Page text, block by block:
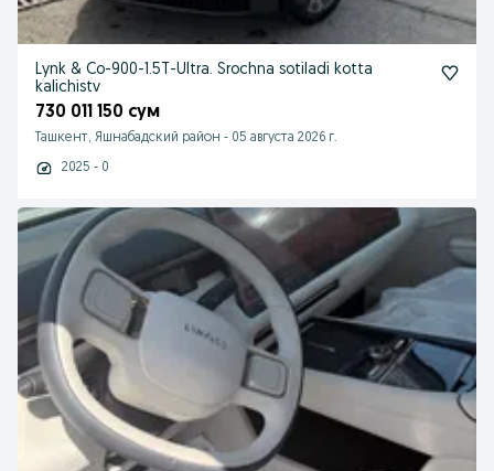
Lynk & Co-900-1.5T-Ultra. Srochna sotiladi kotta
kalichistv
730 011 150 сум
Ташкент, Яшнабадский район - 05 августа 2026 г.
2025 - 0